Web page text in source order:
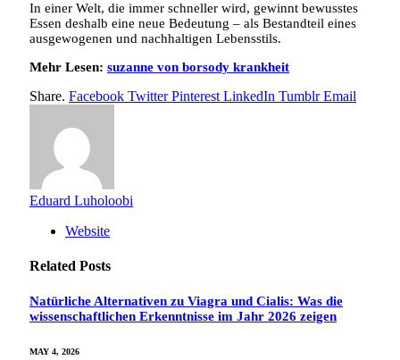
In einer Welt, die immer schneller wird, gewinnt bewusstes
Essen deshalb eine neue Bedeutung – als Bestandteil eines
ausgewogenen und nachhaltigen Lebensstils.
Mehr Lesen: suzanne von borsody krankheit
Share. Facebook Twitter Pinterest LinkedIn Tumblr Email
Eduard Luholoobi
Website
Related Posts
Natürliche Alternativen zu Viagra und Cialis: Was die
wissenschaftlichen Erkenntnisse im Jahr 2026 zeigen
MAY 4, 2026